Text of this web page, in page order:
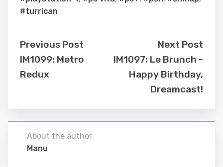
#turrican
Previous Post
IM1099: Metro
Redux
Next Post
IM1097: Le Brunch -
Happy Birthday,
Dreamcast!
About the author
Manu